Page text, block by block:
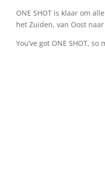
ONE SHOT is klaar om
het Zuiden, van Oost
You’ve got ONE SHOT, so